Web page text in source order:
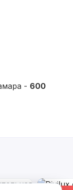
- 600